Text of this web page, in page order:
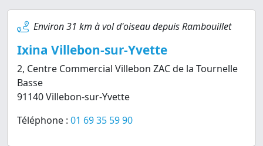
Environ 31 km à vol d'oiseau depuis Rambouillet
Ixina Villebon-sur-Yvette
2, Centre Commercial Villebon ZAC de la Tournelle
Basse
91140 Villebon-sur-Yvette
Téléphone : 01 69 35 59 90